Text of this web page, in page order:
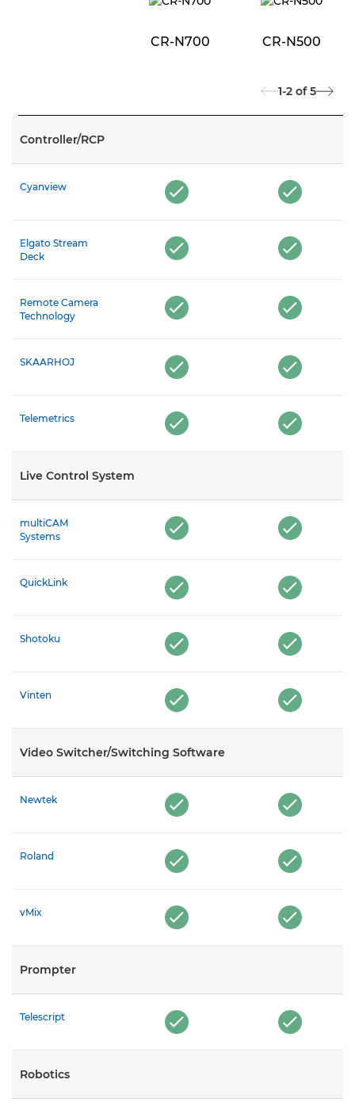
CR-N700 CR-N500
1-2 of 5
Controller/RCP
Cyanview
Elgato Stream
Deck
Remote Camera
Technology
SKAARHOJ
Telemetrics
Live Control System
multiCAM
Systems
QuickLink
Shotoku
Vinten
Video Switcher/Switching Software
Newtek
Roland
vMix
Prompter
Telescript
Robotics